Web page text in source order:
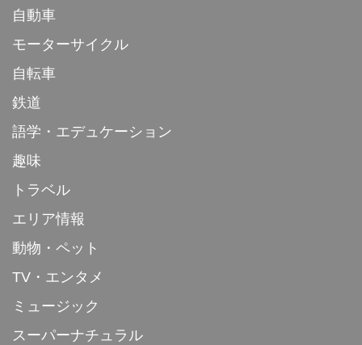
自動車
モーターサイクル
自転車
鉄道
語学・エデュケーション
趣味
トラベル
エリア情報
動物・ペット
TV・エンタメ
ミュージック
スーパーナチュラル